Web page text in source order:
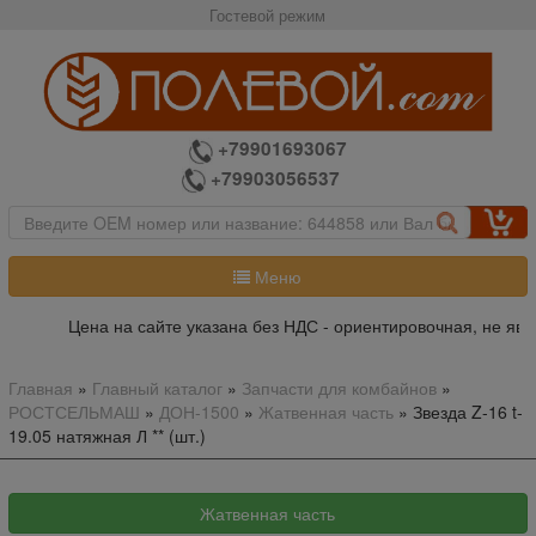
Гостевой режим
+79901693067
+79903056537
Меню
Цена на сайте указана без НДС - ориентировочная, не
Главная » Главный каталог» Запчасти для комбайнов»
РОСТСЕЛЬМАШ » ДОН-1500 » Жатвенная часть» Звезда Z-16 t-
19.05 натяжная Л ** (шт.)